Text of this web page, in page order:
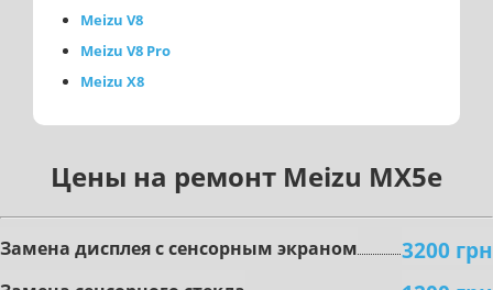
Meizu V8
Meizu V8 Pro
Meizu X8
Цены на ремонт Meizu MX5e
Зaмeнa диcплeя c ceнcopным экpaнoм 3200 грн